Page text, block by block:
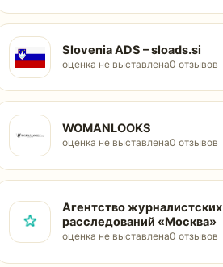
Slovenia ADS – sloads.si
оценка не выставлена0 отзывов
WOMANLOOKS
оценка не выставлена0 отзывов
Агентство журналистских
расследований «Москва»
оценка не выставлена0 отзывов